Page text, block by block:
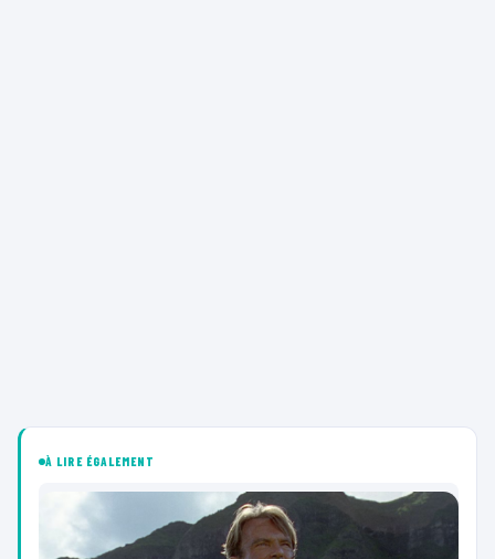
À LIRE ÉGALEMENT